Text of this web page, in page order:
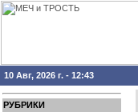
10 Авг, 2026 г. - 12:43
РУБРИКИ